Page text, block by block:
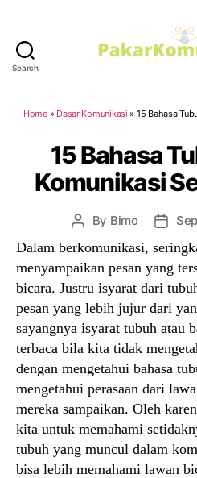
Search
Home» Dasar Komunikasi » 15 Bahasa
15 Bahasa
Komunikasi
Post
author
By Bimo
Post
date
Dalam berkomunikasi,
menyampaikan pesan yang
bicara. Justru isyarat dari
pesan yang lebih jujur dari
sayangnya isyarat tubuh atau
terbaca bila kita tidak
dengan mengetahui bahasa
mengetahui perasaan dari
mereka sampaikan. Oleh
kita untuk memahami
tubuh yang muncul dalam
bisa lebih memahami lawan